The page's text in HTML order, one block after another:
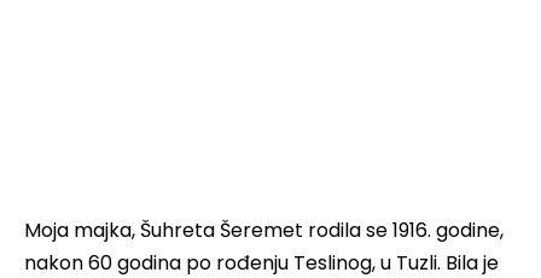
Moja majka, Šuhreta Šeremet rodila se 1916. godine,
nakon 60 godina po rođenju Teslinog, u Tuzli. Bila je